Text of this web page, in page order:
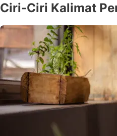
Ciri-Ciri Kalimat